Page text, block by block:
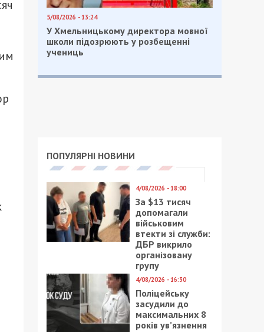
5/08/2026 - 13:24
У Хмельницькому директора мовної
школи підозрюють у розбещенні
учениць
ПОПУЛЯРНІ НОВИНИ
4/08/2026 - 18:00
За $13 тисяч
допомагали
військовим
втекти зі служби:
ДБР викрило
організовану
групу
4/08/2026 - 16:30
Поліцейську
засудили до
максимальних 8
років ув’язнення